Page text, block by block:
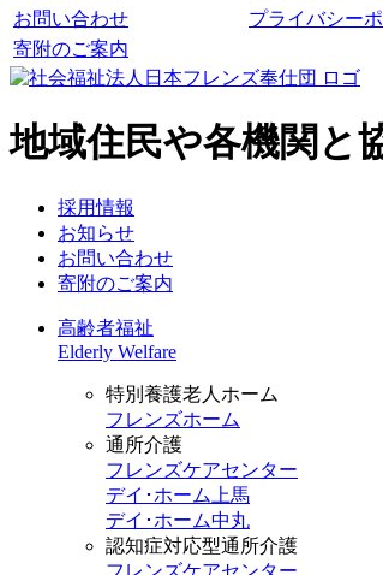
お問い合わせ
プライバシー
寄附のご案内
地域住民や各機関と
採用情報
お知らせ
お問い合わせ
寄附のご案内
高齢者福祉
Elderly Welfare
特別養護老人ホーム
フレンズホーム
通所介護
フレンズケアセンター
デイ･ホーム上馬
デイ･ホーム中丸
認知症対応型通所介護
フレンズケアセンター